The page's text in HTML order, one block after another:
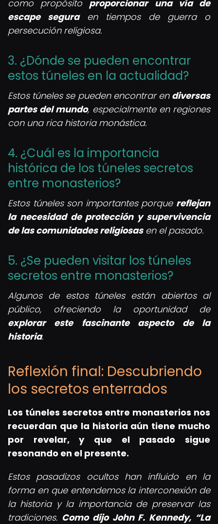
como propósito proporcionar una vía de
escape seguraen tiempos de guerra o
persecución religiosa.
3. ¿Dónde se pueden encontrar
estos túneles en la actualidad?
Estos túneles se pueden encontrar en diversas
partes del mundo, especialmente en regiones
con una rica historia monástica.
4. ¿Cuál es la importancia
histórica de los túneles secretos
entre monasterios?
Estos túneles son importantes porque reflejan
la necesidad de protección y supervivencia
de las comunidades religiosasen el pasado.
5. ¿Se pueden visitar los túneles
secretos entre monasterios?
Algunos de estos túneles están abiertos al
público, ofreciendo la oportunidad de
explorar este fascinante aspecto de la
historia.
Reflexión final: Descubriendo
los secretos enterrados
Los túneles secretos entre monasterios nos
recuerdan que la historia aún tiene mucho
por revelar, y que el pasado sigue
resonando en el presente.
Estos pasadizos ocultos han influido en la
forma en que entendemos la interconexión de
la historia y la importancia de preservar las
tradiciones. Como dijo John F. Kennedy,
La